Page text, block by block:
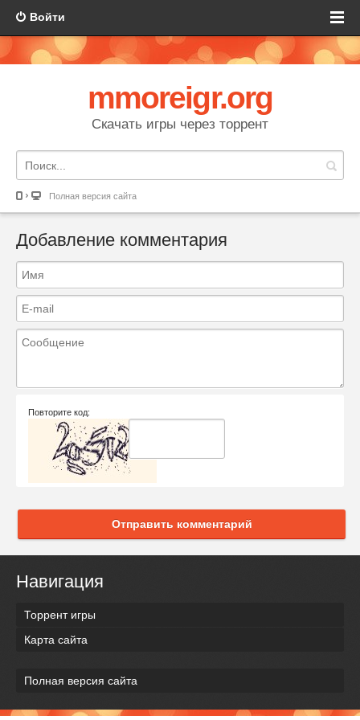
Войти
mmoreigr.org
Скачать игры через торрент
Полная версия сайта
Добавление комментария
Повторите код:
Отправить комментарий
Навигация
Торрент игры
Карта сайта
Полная версия сайта